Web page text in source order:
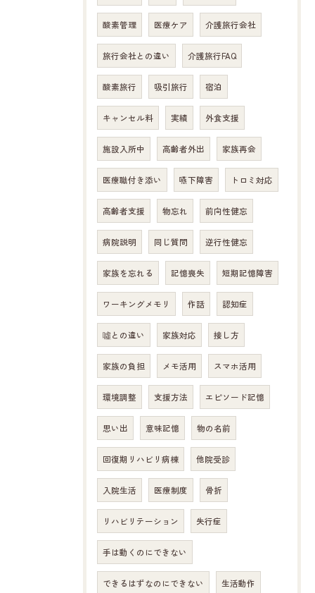
酸素管理 医療ケア 介護旅行会社
旅行会社との違い 介護旅行FAQ
酸素旅行 吸引旅行 宿泊
キャンセル料 実績 外食支援
施設入所中 高齢者外出 家族再会
医療職付き添い 嚥下障害 トロミ対応
高齢者支援 物忘れ 前向性健忘
病院説明 同じ質問 逆行性健忘
家族を忘れる 記憶喪失 短期記憶障害
ワーキングメモリ 作話 認知症
噓との違い 家族対応 接し方
家族の負担 メモ活用 スマホ活用
環境調整 支援方法 エピソード記憶
思い出 意味記憶 物の名前
回復期リハビリ病棟 他院受診
入院生活 医療制度 骨折
リハビリテーション 失行症
手は動くのにできない
できるはずなのにできない 生活動作